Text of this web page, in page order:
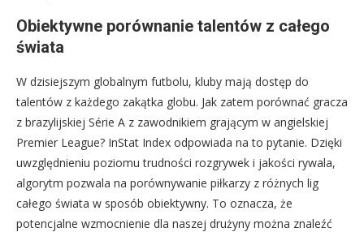
Obiektywne porównanie talentów z całego
świata
W dzisiejszym globalnym futbolu, kluby mają dostęp do
talentów z każdego zakątka globu. Jak zatem porównać gracza
z brazylijskiej Série A z zawodnikiem grającym w angielskiej
Premier League? InStat Index odpowiada na to pytanie. Dzięki
uwzględnieniu poziomu trudności rozgrywek i jakości rywala,
algorytm pozwala na porównywanie piłkarzy z różnych lig
całego świata w sposób obiektywny. To oznacza, że
potencjalne wzmocnienie dla naszej drużyny można znaleźć